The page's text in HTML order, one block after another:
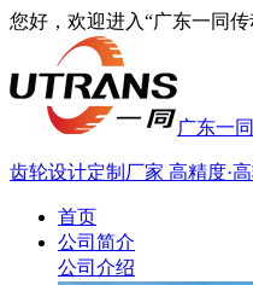
您好，欢迎进入“广东一同传
广东一
齿轮设计定制厂家 高精度·
首页
公司简介
公司介绍